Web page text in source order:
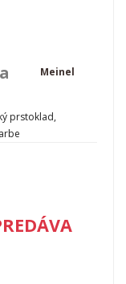
Meinel
prstoklad,